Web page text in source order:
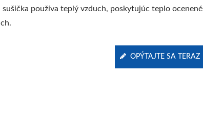
sušička používa teplý vzduch, poskytujúc teplo ocenené
OPÝTAJTE SA TERAZ